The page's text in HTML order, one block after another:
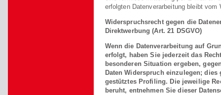
erfolgten Datenverarbeitung bleibt vom
Widerspruchsrecht gegen die
Direktwerbung (Art. 21 DSGVO)
Wenn die Datenverarbeitung auf
erfolgt, haben Sie jederzeit das
besonderen Situation ergeben,
Daten Widerspruch einzulegen;
gestütztes Profiling. Die jeweilige
beruht, entnehmen Sie dieser